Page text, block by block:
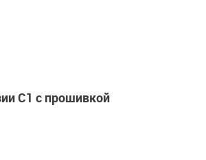
C1 с прошивкой